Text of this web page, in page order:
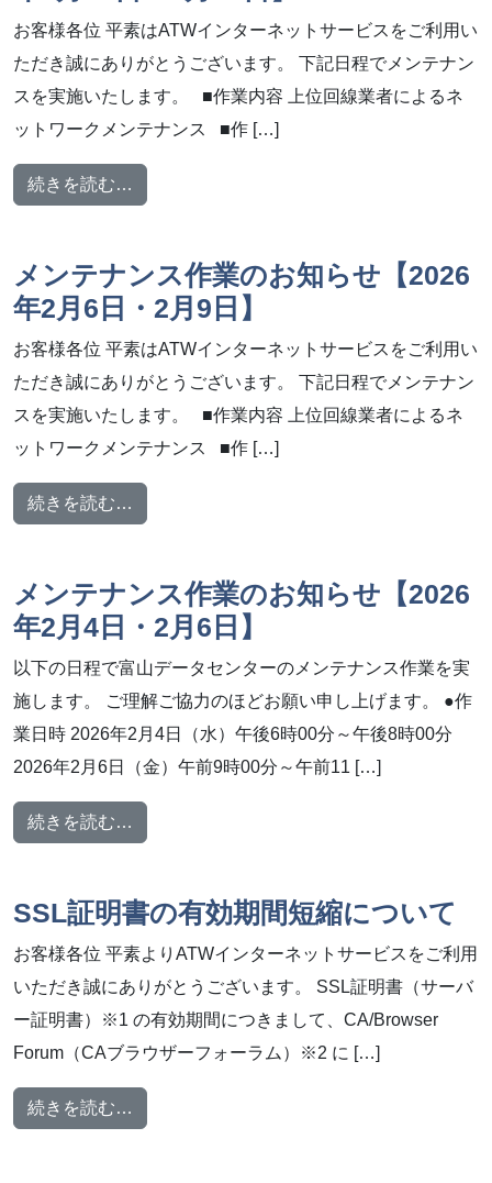
お客様各位 平素はATWインターネットサービスをご利用い
ただき誠にありがとうございます。 下記日程でメンテナン
スを実施いたします。 ■作業内容 上位回線業者によるネ
ットワークメンテナンス ■作 […]
続きを読む…
メンテナンス作業のお知らせ【2026
年2月6日・2月9日】
お客様各位 平素はATWインターネットサービスをご利用い
ただき誠にありがとうございます。 下記日程でメンテナン
スを実施いたします。 ■作業内容 上位回線業者によるネ
ットワークメンテナンス ■作 […]
続きを読む…
メンテナンス作業のお知らせ【2026
年2月4日・2月6日】
以下の日程で富山データセンターのメンテナンス作業を実
施します。 ご理解ご協力のほどお願い申し上げます。 ●作
業日時 2026年2月4日（水）午後6時00分～午後8時00分
2026年2月6日（金）午前9時00分～午前11 […]
続きを読む…
SSL証明書の有効期間短縮について
お客様各位 平素よりATWインターネットサービスをご利用
いただき誠にありがとうございます。 SSL証明書（サーバ
ー証明書）※1 の有効期間につきまして、CA/Browser
Forum（CAブラウザーフォーラム）※2 に […]
続きを読む…